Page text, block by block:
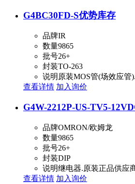
G4BC30FD-S优势库存
品牌IR
数量9865
批号26+
封装TO-263
说明 原装MOS管(场效应管).
查看详情 加入询价
G4W-2212P-US-TV5-
品牌OMRON/欧姆龙
数量9865
批号26+
封装DIP
说明继电器.原装正品供应
查看详情 加入询价